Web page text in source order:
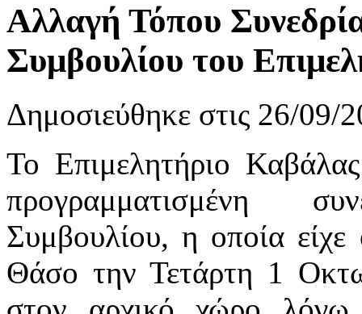
Αλλαγή Τόπου
Συμβουλίου του
Δημοσιεύθηκε στις 26/09/
Το Επιμελητήριο
προγραμματισμένη
Συμβουλίου, η οποία είχε
Θάσο την Τετάρτη 1